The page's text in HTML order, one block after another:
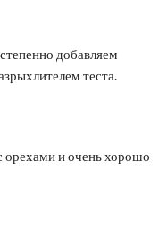
добавляем
теста.
орехами и очень хорошо